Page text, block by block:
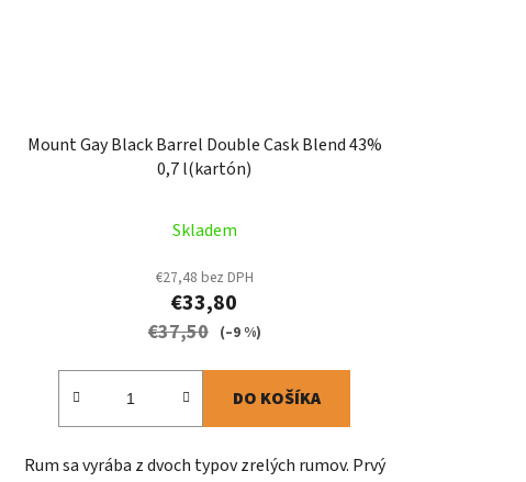
Mount Gay Black Barrel Double Cask Blend 43%
0,7 l(kartón)
Skladem
€27,48 bez DPH
€33,80
€37,50 (–9 %)
DO KOŠÍKA
Rum sa vyrába z dvoch typov zrelých rumov. Prvý